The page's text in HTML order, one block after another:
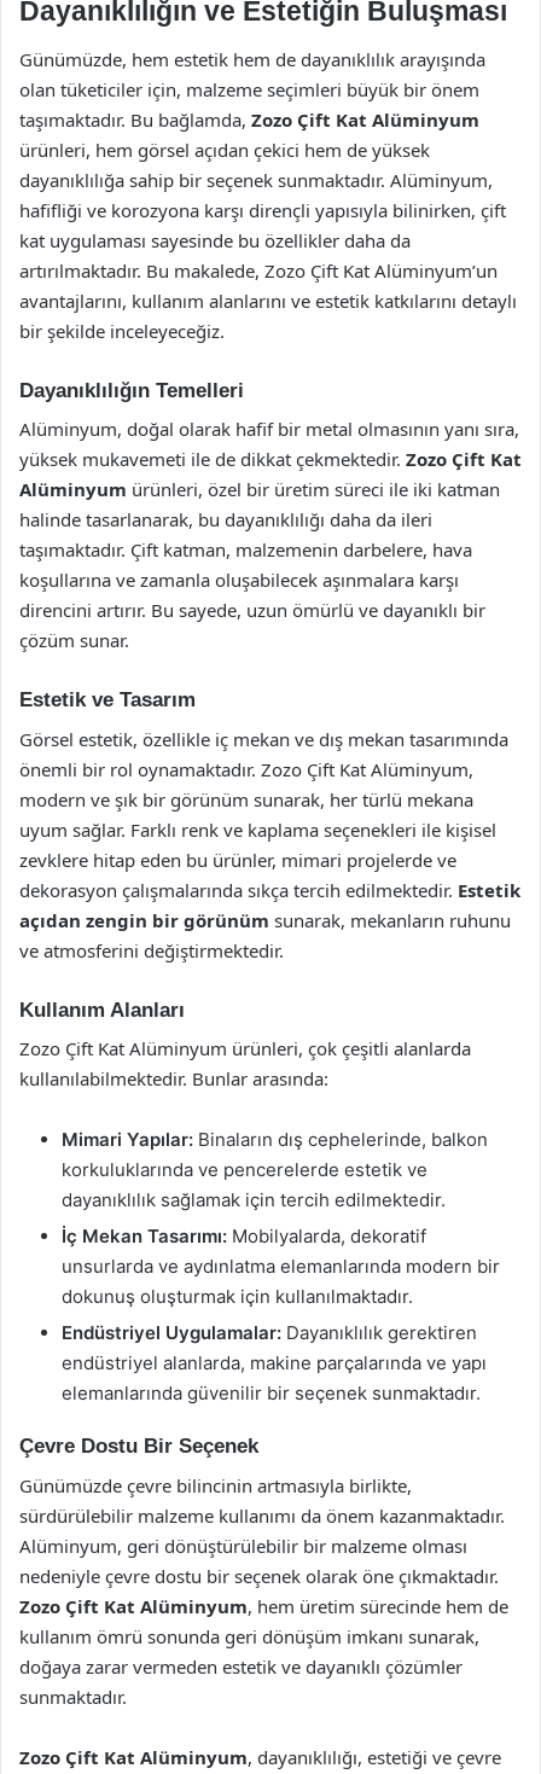
Dayanıklılığın ve Estetiğin Buluşması
Günümüzde, hem estetik hem de dayanıklılık arayışında
olan tüketiciler için, malzeme seçimleri büyük bir önem
taşımaktadır. Bu bağlamda, Zozo Çift Kat Alüminyum
ürünleri, hem görsel açıdan çekici hem de yüksek
dayanıklılığa sahip bir seçenek sunmaktadır. Alüminyum,
hafifliği ve korozyona karşı dirençli yapısıyla bilinirken, çift
kat uygulaması sayesinde bu özellikler daha da
artırılmaktadır. Bu makalede, Zozo Çift Kat Alüminyum’un
avantajlarını, kullanım alanlarını ve estetik katkılarını detaylı
bir şekilde inceleyeceğiz.
Dayanıklılığın Temelleri
Alüminyum, doğal olarak hafif bir metal olmasının yanı sıra,
yüksek mukavemeti ile de dikkat çekmektedir. Zozo Çift Kat
Alüminyum ürünleri, özel bir üretim süreci ile iki katman
halinde tasarlanarak, bu dayanıklılığı daha da ileri
taşımaktadır. Çift katman, malzemenin darbelere, hava
koşullarına ve zamanla oluşabilecek aşınmalara karşı
direncini artırır. Bu sayede, uzun ömürlü ve dayanıklı bir
çözüm sunar.
Estetik ve Tasarım
Görsel estetik, özellikle iç mekan ve dış mekan tasarımında
önemli bir rol oynamaktadır. Zozo Çift Kat Alüminyum,
modern ve şık bir görünüm sunarak, her türlü mekana
uyum sağlar. Farklı renk ve kaplama seçenekleri ile kişisel
zevklere hitap eden bu ürünler, mimari projelerde ve
dekorasyon çalışmalarında sıkça tercih edilmektedir. Estetik
açıdan zengin bir görünüm sunarak, mekanların ruhunu
ve atmosferini değiştirmektedir.
Kullanım Alanları
Zozo Çift Kat Alüminyum ürünleri, çok çeşitli alanlarda
kullanılabilmektedir. Bunlar arasında:
Mimari Yapılar: Binaların dış cephelerinde, balkon
korkuluklarında ve pencerelerde estetik ve
dayanıklılık sağlamak için tercih edilmektedir.
İç Mekan Tasarımı: Mobilyalarda, dekoratif
unsurlarda ve aydınlatma elemanlarında modern bir
dokunuş oluşturmak için kullanılmaktadır.
Endüstriyel Uygulamalar: Dayanıklılık gerektiren
endüstriyel alanlarda, makine parçalarında ve yapı
elemanlarında güvenilir bir seçenek sunmaktadır.
Çevre Dostu Bir Seçenek
Günümüzde çevre bilincinin artmasıyla birlikte,
sürdürülebilir malzeme kullanımı da önem kazanmaktadır.
Alüminyum, geri dönüştürülebilir bir malzeme olması
nedeniyle çevre dostu bir seçenek olarak öne çıkmaktadır.
Zozo Çift Kat Alüminyum, hem üretim sürecinde hem de
kullanım ömrü sonunda geri dönüşüm imkanı sunarak,
doğaya zarar vermeden estetik ve dayanıklı çözümler
sunmaktadır.
Zozo Çift Kat Alüminyum, dayanıklılığı, estetiği ve çevre